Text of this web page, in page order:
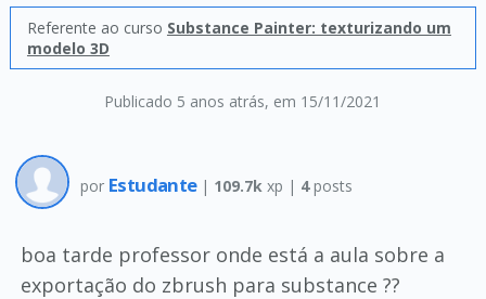
Publicado 5 anos atrás, em 15/11/2021
Referente ao curso Substance Painter: texturizando um
modelo 3D
por Estudante | 109.7k xp | 4posts
boa tarde professor onde está a aula sobre a
exportação do zbrush para substance ??